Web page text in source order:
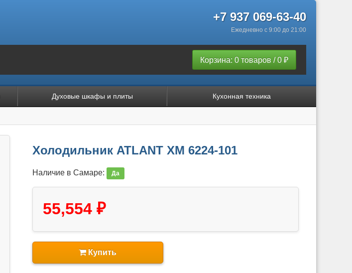
+7 937 069-63-40
Ежедневно с 9:00 до 21:00
Корзина: 0 товаров / 0 ₽
Духовые шкафы и плиты Кухонная техника
Холодильник ATLANT ХМ 6224-101
Наличие в Самаре: Да
55,554 ₽
Купить